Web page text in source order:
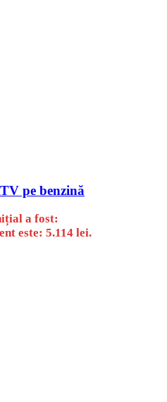
pe benzină
a fost:
este: 5.114 lei.